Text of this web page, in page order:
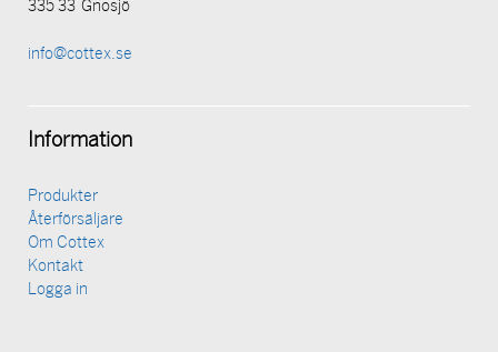
335 33 Gnosjö
info@cottex.se
Information
Produkter
Återförsäljare
Om Cottex
Kontakt
Logga in